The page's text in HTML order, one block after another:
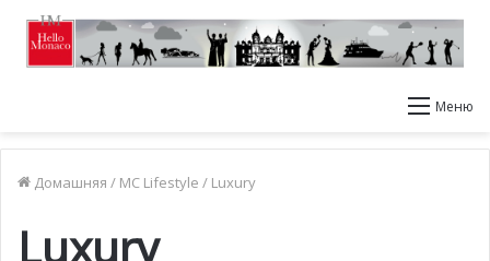
Меню
Домашняя / MC Lifestyle / Luxury
Luxury